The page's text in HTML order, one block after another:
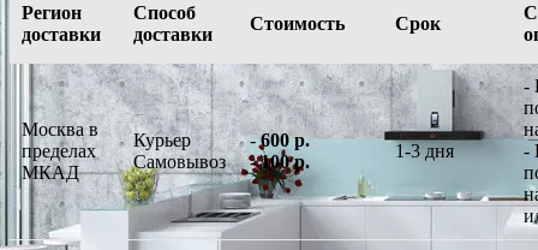
Регион
доставки
Способ
доставки
Стоимость Срок
Москва в
пределах
МКАД
Курьер
Самовывоз
-600 р.
-100 р.
1-3 дня
-
-